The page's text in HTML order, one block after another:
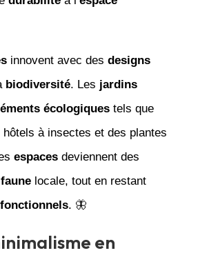
innovent avec des designs
biodiversité. Les jardins
écologiquestels que
à insectes et des plantes
espacesdeviennent des
faunelocale, tout en restant
fonctionnels. 🦋
en